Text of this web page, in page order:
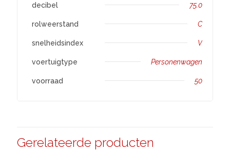
decibel 75.0
rolweerstand C
snelheidsindex V
voertuigtype Personenwagen
voorraad 50
Gerelateerde producten